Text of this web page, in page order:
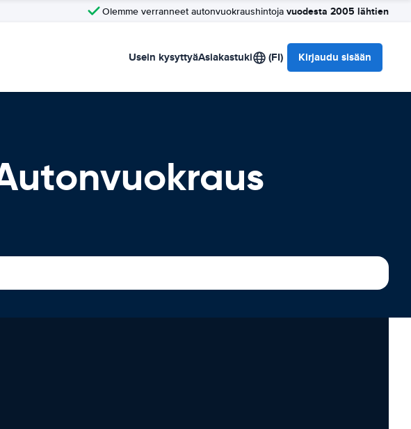
Olemme verranneet autonvuokraushintoja vuodesta 2005 lähtien
Usein kysyttyäAsiakastuki (FI) Kirjaudu sisään